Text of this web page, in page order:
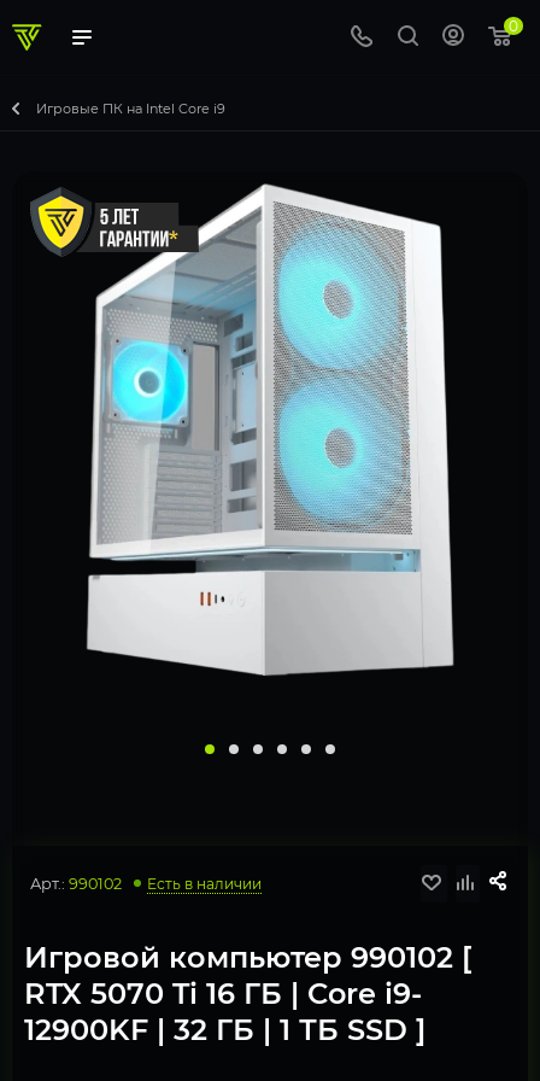
0
Игровые ПК на Intel Core i9
Арт.: 990102 Есть в наличии
Игровой компьютер 990102 [
RTX 5070 Ti 16 ГБ | Core i9-
12900KF | 32 ГБ | 1 ТБ SSD ]